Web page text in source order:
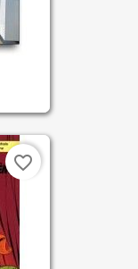
favorite_border